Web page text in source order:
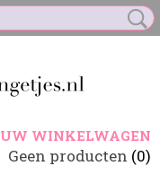
UW WINKELWAGEN
Geen producten (0)